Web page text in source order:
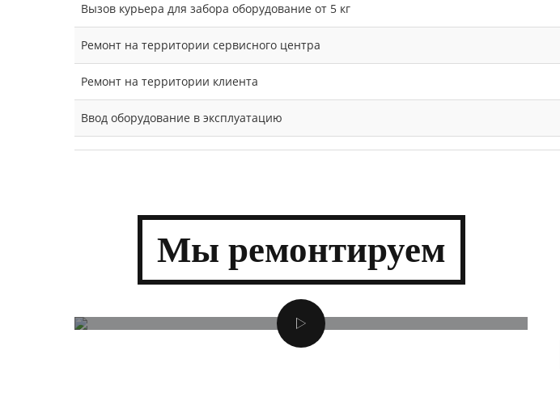
Вызов курьера для забора оборудование от 5 кг
Ремонт на территории сервисного центра
Ремонт на территории клиента
Ввод оборудование в эксплуатацию
Мы ремонти­руем